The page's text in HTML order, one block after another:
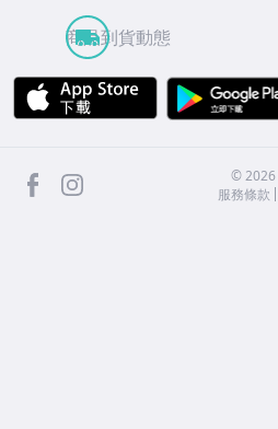
商品到貨動態
APP Store
facebook ©2026
服務條款